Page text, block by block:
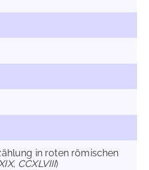
in roten römischen
, CCXLVIII)